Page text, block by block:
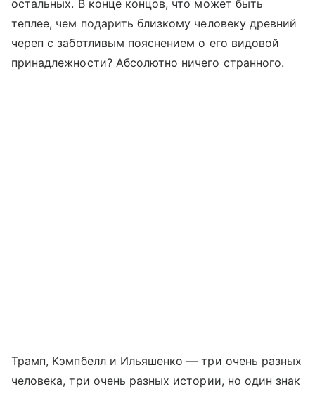
остальных. В конце концов, что может быть
теплее, чем подарить близкому человеку древний
череп с заботливым пояснением о его видовой
принадлежности? Абсолютно ничего странного.
Трамп, Кэмпбелл и Ильяшенко — три очень разных
человека, три очень разных истории, но один знак